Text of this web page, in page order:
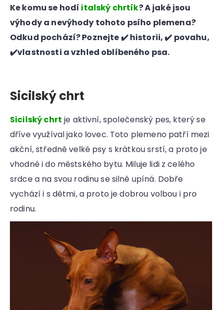
Ke komu se hodí italský chrtík? A jaké jsou
výhody a nevýhody tohoto psího plemena?
Odkud pochází? Poznejte ✔️ historii, ✔️ povahu,
✔️vlastnosti a vzhled oblíbeného psa.
Sicilský chrt
Sicilský chrt je aktivní, společenský pes, který se
dříve využíval jako lovec. Toto plemeno patří mezi
akční, středně velké psy s krátkou srstí, a proto je
vhodné i do městského bytu. Miluje lidi z celého
srdce a na svou rodinu se silně upíná. Dobře
vychází i s dětmi, a proto je dobrou volbou i pro
rodinu.